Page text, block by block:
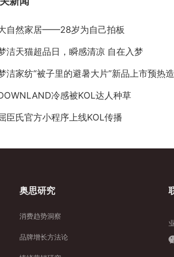
自然家居——28岁为自己拍板
洁天猫超品日，瞬感清凉 自在入梦
洁家纺“被子里的避暑大片”新品上市预热
冷感被KOL达人种草
臣氏官方小程序上线KOL传播
奥思研究
消费趋势洞察
品牌增长方法论